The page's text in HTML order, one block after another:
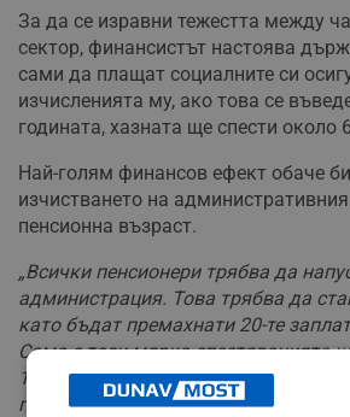
За да се изравни тежестта между
сектор, финансистът настоява
сами да плащат социалните си
изчисленията му, ако това се
годината, хазната ще спести около
Най-голям финансов ефект обаче
изчистването на
пенсионна възраст.
„Всички пенсионери трябва да
администрация. Това трябва да
като бъдат премахнати 20-те
Само с тази мярка спестяванията
1,18 млрд. евро и България ще
по свръхдефицит“, пресмята